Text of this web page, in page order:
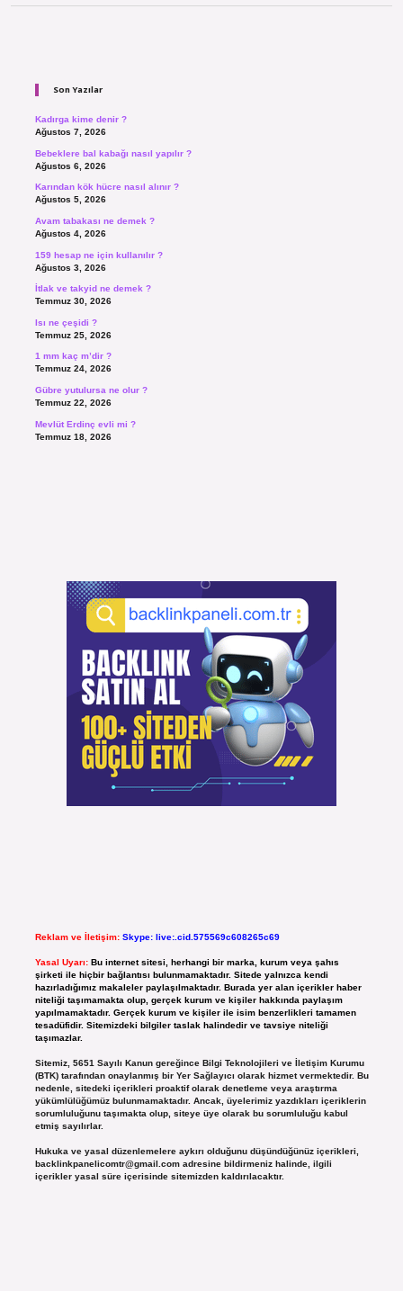
Son Yazılar
Kadırga kime denir ?
Ağustos 7, 2026
Bebeklere bal kabağı nasıl yapılır ?
Ağustos 6, 2026
Karından kök hücre nasıl alınır ?
Ağustos 5, 2026
Avam tabakası ne demek ?
Ağustos 4, 2026
159 hesap ne için kullanılır ?
Ağustos 3, 2026
İtlak ve takyid ne demek ?
Temmuz 30, 2026
Isı ne çeşidi ?
Temmuz 25, 2026
1 mm kaç m’dir ?
Temmuz 24, 2026
Gübre yutulursa ne olur ?
Temmuz 22, 2026
Mevlüt Erdinç evli mi ?
Temmuz 18, 2026
Reklam ve İletişim: Skype: live:.cid.575569c608265c69
Yasal Uyarı: Bu internet sitesi, herhangi bir marka, kurum veya şahıs
şirketi ile hiçbir bağlantısı bulunmamaktadır. Sitede yalnızca kendi
hazırladığımız makaleler paylaşılmaktadır. Burada yer alan içerikler haber
niteliği taşımamakta olup, gerçek kurum ve kişiler hakkında paylaşım
yapılmamaktadır. Gerçek kurum ve kişiler ile isim benzerlikleri tamamen
tesadüfidir. Sitemizdeki bilgiler taslak halindedir ve tavsiye niteliği
taşımazlar.
Sitemiz, 5651 Sayılı Kanun gereğince Bilgi Teknolojileri ve İletişim Kurumu
(BTK) tarafından onaylanmış bir Yer Sağlayıcı olarak hizmet vermektedir. Bu
nedenle, sitedeki içerikleri proaktif olarak denetleme veya araştırma
yükümlülüğümüz bulunmamaktadır. Ancak, üyelerimiz yazdıkları içeriklerin
sorumluluğunu taşımakta olup, siteye üye olarak bu sorumluluğu kabul
etmiş sayılırlar.
Hukuka ve yasal düzenlemelere aykırı olduğunu düşündüğünüz içerikleri,
backlinkpanelicomtr@gmail.comadresine bildirmeniz halinde, ilgili
içerikler yasal süre içerisinde sitemizden kaldırılacaktır.